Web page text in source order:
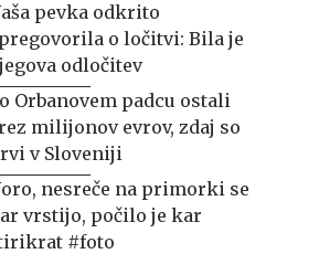
pevka odkrito
o ločitvi: Bila je
odločitev
Orbanovem padcu ostali
milijonov evrov, zdaj so
v Sloveniji
nesreče na primorki se
vrstijo, počilo je kar
#foto